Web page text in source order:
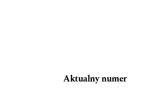
Aktualny numer